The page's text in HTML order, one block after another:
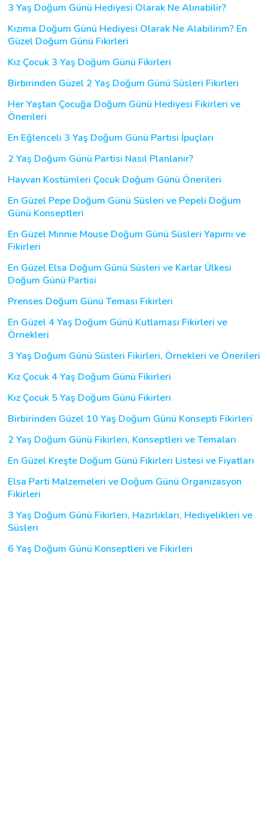
3 Yaş Doğum Günü Hediyesi Olarak Ne Alınabilir?
Kızıma Doğum Günü Hediyesi Olarak Ne Alabilirim? En
Güzel Doğum Günü Fikirleri
Kız Çocuk 3 Yaş Doğum Günü Fikirleri
Birbirinden Güzel 2 Yaş Doğum Günü Süsleri Fikirleri
Her Yaştan Çocuğa Doğum Günü Hediyesi Fikirleri ve
Önerileri
En Eğlenceli 3 Yaş Doğum Günü Partisi İpuçları
2 Yaş Doğum Günü Partisi Nasıl Planlanır?
Hayvan Kostümleri Çocuk Doğum Günü Önerileri
En Güzel Pepe Doğum Günü Süsleri ve Pepeli Doğum
Günü Konseptleri
En Güzel Minnie Mouse Doğum Günü Süsleri Yapımı ve
Fikirleri
En Güzel Elsa Doğum Günü Süsleri ve Karlar Ülkesi
Doğum Günü Partisi
Prenses Doğum Günü Teması Fikirleri
En Güzel 4 Yaş Doğum Günü Kutlaması Fikirleri ve
Örnekleri
3 Yaş Doğum Günü Süsleri Fikirleri, Örnekleri ve Önerileri
Kız Çocuk 4 Yaş Doğum Günü Fikirleri
Kız Çocuk 5 Yaş Doğum Günü Fikirleri
Birbirinden Güzel 10 Yaş Doğum Günü Konsepti Fikirleri
2 Yaş Doğum Günü Fikirleri, Konseptleri ve Temaları
En Güzel Kreşte Doğum Günü Fikirleri Listesi ve Fiyatları
Elsa Parti Malzemeleri ve Doğum Günü Organizasyon
Fikirleri
3 Yaş Doğum Günü Fikirleri, Hazırlıkları, Hediyelikleri ve
Süsleri
6 Yaş Doğum Günü Konseptleri ve Fikirleri